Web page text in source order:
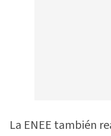
La ENEE también